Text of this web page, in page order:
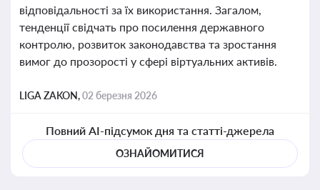
відповідальності за їх використання. Загалом,
тенденції свідчать про посилення державного
контролю, розвиток законодавства та зростання
вимог до прозорості у сфері віртуальних активів.
LIGA ZAKON,02 березня 2026
Повний AI-підсумок дня та статті-джерела
ОЗНАЙОМИТИСЯ